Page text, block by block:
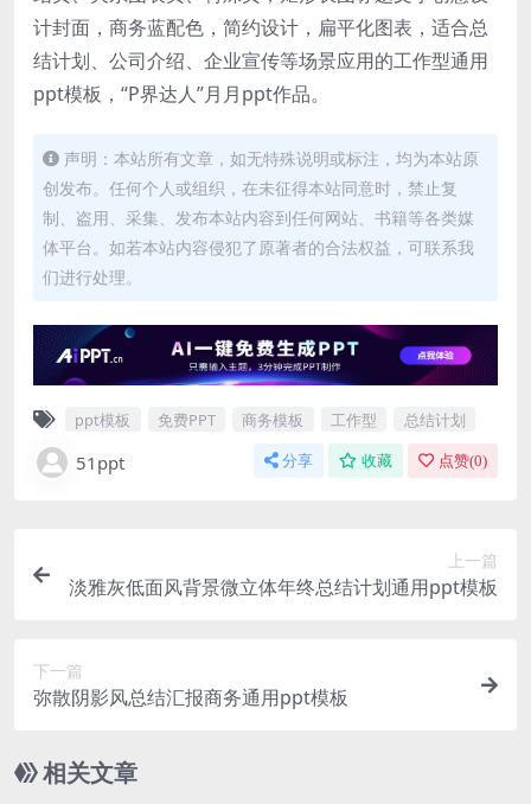
计封面，商务蓝配色，简约设计，扁平化图表，适合总
结计划、公司介绍、企业宣传等场景应用的工作型通用
ppt模板，“P界达人”月月ppt作品。
声明：本站所有文章，如无特殊说明或标注，均为本站原
创发布。任何个人或组织，在未征得本站同意时，禁止复
制、盗用、采集、发布本站内容到任何网站、书籍等各类媒
体平台。如若本站内容侵犯了原著者的合法权益，可联系我
们进行处理。
ppt模板 免费PPT 商务模板 工作型 总结计划
51ppt 分享 收藏 点赞(0)
上一篇
淡雅灰低面风背景微立体年终总结计划通用ppt模板
下一篇
弥散阴影风总结汇报商务通用ppt模板
相关文章